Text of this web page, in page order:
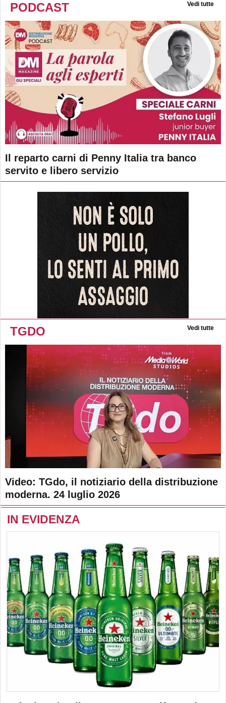
PODCAST Vedi tutte
Il reparto carni di Penny Italia tra banco
servito e libero servizio
TGDO Vedi tutte
Video: TGdo, il notiziario della distribuzione
moderna. 24 luglio 2026
IN EVIDENZA